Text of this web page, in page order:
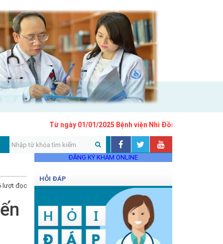
Từ ngày 01/01/2025 Bệnh viện Nhi Đồng 1 áp dụng
lượt đọc
ĐĂNG KÝ KHÁM ONLINE
HỎI ĐÁP